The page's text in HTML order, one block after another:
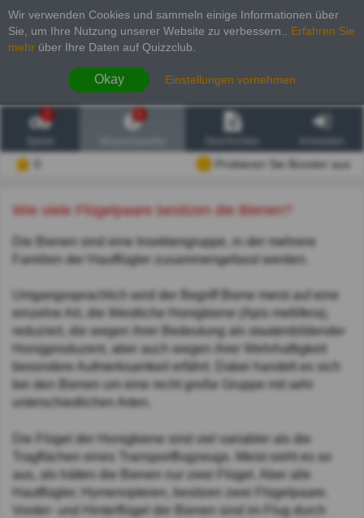
Wir verwenden Cookies und sammeln einige Informationen über
Sie, um Ihre Nutzung unserer Website zu verbessern.
Erfahren Sie
mehr über Ihre Daten auf Quizzclub.
Okay Einstellungen vornehmen
2
Probieren Sie Booster aus
Wie viele Flügelpaare besitzen die Bienen?
Die Bienen sind eine Insektengruppe, in der mehrere
Familien der Hautflügler zusammengefasst werden.
Umgangssprachlich wird der Begriff Biene meist auf eine
einzelne Art, die Westliche Honigbiene (Apis mellifera),
reduziert, die wegen ihrer Bedeutung als staatenbildender
Honigproduzent, aber auch wegen ihrer Wehrhaftigkeit
besondere Aufmerksamkeit erfährt. Dabei handelt es sich
bei den Bienen um eine recht große Gruppe mit sehr
unterschiedlichen Arten.
Die Flügel der Honigbiene sind viel variabler als die
Tragflächen eines Transportflugzeugs. Meist sieht es so
aus, als hätten die Bienen nur zwei Flügel. Aber alle
Hautflügler, Hymenopteren, besitzen zwei Flügelpaare.
Vorder- und Hinterflügel der Bienen sind im Flug durch